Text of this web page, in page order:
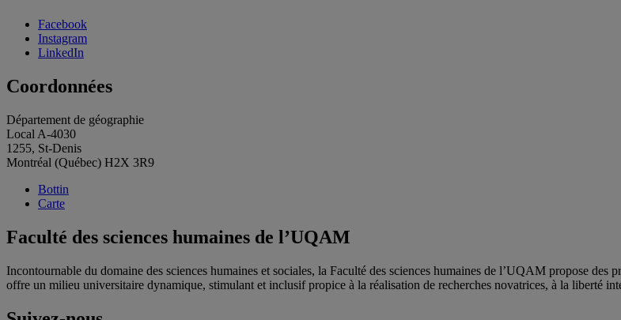
Facebook
Instagram
LinkedIn
Coordonnées
Département de géographie
Local A-4030
1255, St-Denis
Montréal (Québec) H2X 3R9
Bottin
Carte
Faculté des sciences humaines de l’UQAM
Incontournable du domaine des sciences humaines et sociales, la Faculté des sciences humaines de l’UQAM propose des
offre un milieu universitaire dynamique, stimulant et inclusif propice à la réalisation de recherches novatrices, à la liberté